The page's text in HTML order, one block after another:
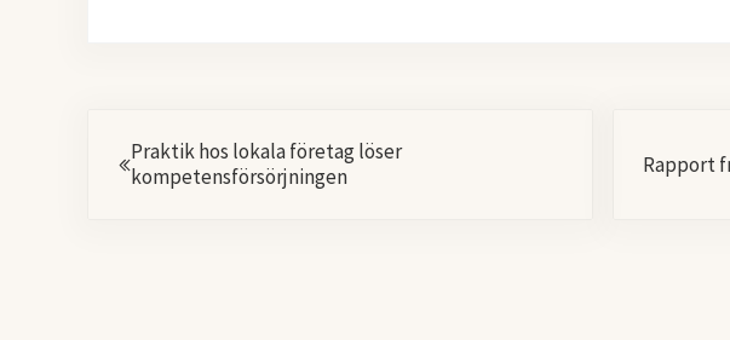
Praktik hos lokala företag löser
kompetensförsörjningen
Rapport